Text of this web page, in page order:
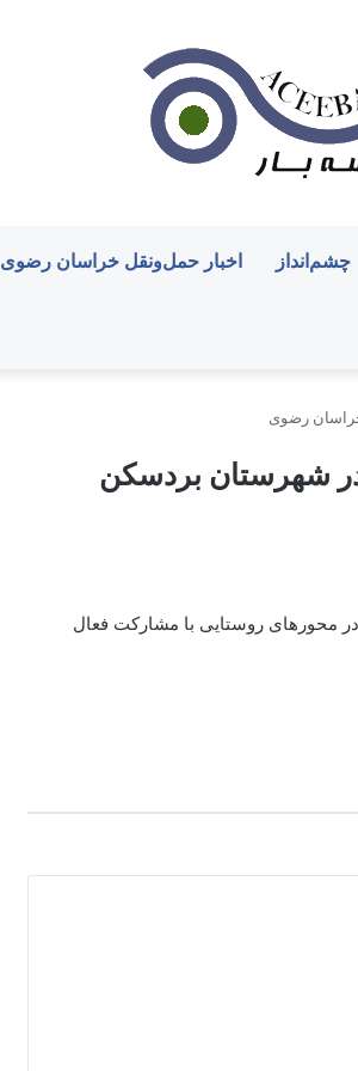
چشم‌انداز اخبار حمل‌ونقل خراسان رضوی
خراسان رضوی
در شهرستان بردسکن
محورهای روستایی با مشارکت فعال